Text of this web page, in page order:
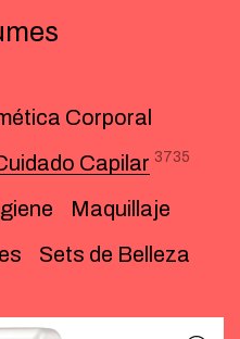
Corporal
Capilar 3735
Maquillaje
Sets de Belleza